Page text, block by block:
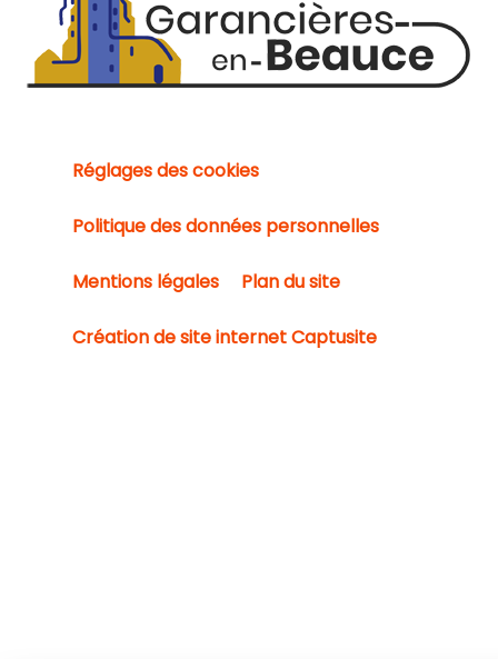
Réglages des cookies
Politique des données personnelles
Mentions légales Plan du site
Création de site internet Captusite